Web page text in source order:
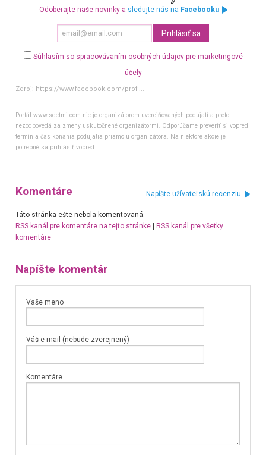
Odoberajte naše novinky a sledujte nás na Facebooku
Súhlasím so spracovávaním osobných údajov pre marketingové
účely
Zdroj: https://www.facebook.com/profi...
Portál www.sdetmi.com nie je organizátorom uverejňovaných podujatí a preto
nezodpovedá za zmeny uskutočnené organizátormi. Odporúčame preveriť si vopred
termín a čas konania podujatia priamo u organizátora. Na niektoré akcie je
potrebné sa prihlásiť vopred.
Komentáre Napíšte užívateľskú recenziu
Táto stránka ešte nebola komentovaná.
RSS kanál pre komentáre na tejto stránke| RSS kanál pre všetky
komentáre
Napíšte komentár
Vaše meno
Váš e-mail (nebude zverejnený)
Komentáre